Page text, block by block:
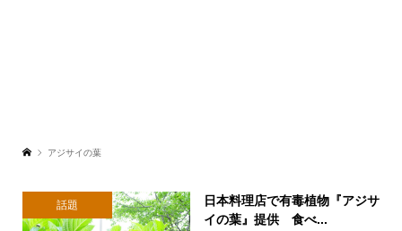
アジサイの葉
話題
日本料理店で有毒植物『アジサ
イの葉』提供 食べ...